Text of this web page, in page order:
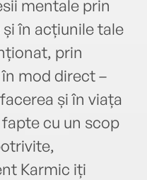
mentale prin
în acțiunile tale
prin
mod direct –
și în viața
cu un scop
Karmic iți